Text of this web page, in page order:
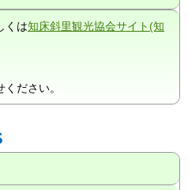
くは知床斜里観光協会サイト(知
ださい。